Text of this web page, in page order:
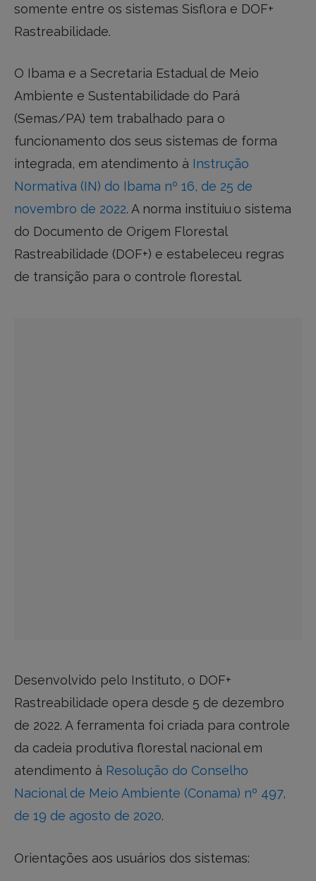
somente entre os sistemas Sisflora e DOF+
Rastreabilidade.
O Ibama e a Secretaria Estadual de Meio
Ambiente e Sustentabilidade do Pará
(Semas/PA) tem trabalhado para o
funcionamento dos seus sistemas de forma
integrada, em atendimento à Instrução
Normativa (IN) do Ibama nº 16, de 25 de
novembro de 2022. A norma instituiu o sistema
do Documento de Origem Florestal
Rastreabilidade (DOF+) e estabeleceu regras
de transição para o controle florestal.
Desenvolvido pelo Instituto, o DOF+
Rastreabilidade opera desde 5 de dezembro
de 2022. A ferramenta foi criada para controle
da cadeia produtiva florestal nacional em
atendimento à Resolução do Conselho
Nacional de Meio Ambiente (Conama) nº 497,
de 19 de agosto de 2020.
Orientações aos usuários dos sistemas: